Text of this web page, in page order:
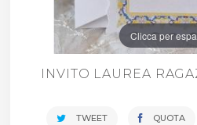
Clicca per
INVITO LAUREA
TWEET QUOTA